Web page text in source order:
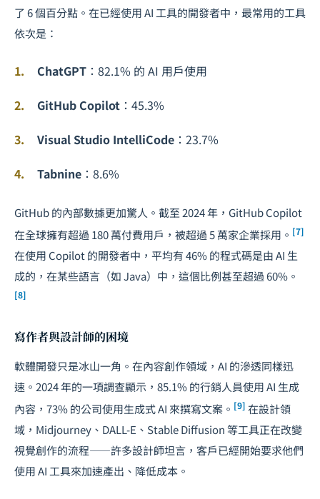
了 6 個百分點。在已經使用 AI 工具的開發者中，最常用的工具
依次是：
ChatGPT ：82.1% 的 AI 用戶使用
GitHub Copilot ：45.3%
Visual Studio IntelliCode ：23.7%
Tabnine ：8.6%
GitHub 的內部數據更加驚人。截至 2024 年，GitHub Copilot
在全球擁有超過 180 萬付費用戶，被超過 5 萬家企業採用。 [7]
在使用 Copilot 的開發者中，平均有 46% 的程式碼是由 AI 生
成的，在某些語言（如 Java）中，這個比例甚至超過 60%。
[8]
寫作者與設計師的困境
軟體開發只是冰山一角。在內容創作領域，AI 的滲透同樣迅
速。2024 年的一項調查顯示，85.1% 的行銷人員使用 AI 生成
內容，73% 的公司使用生成式 AI 來撰寫文案。 [9] 在設計領
域，Midjourney、DALL-E、Stable Diffusion 等工具正在改變
視覺創作的流程——許多設計師坦言，客戶已經開始要求他們
使用 AI 工具來加速產出、降低成本。